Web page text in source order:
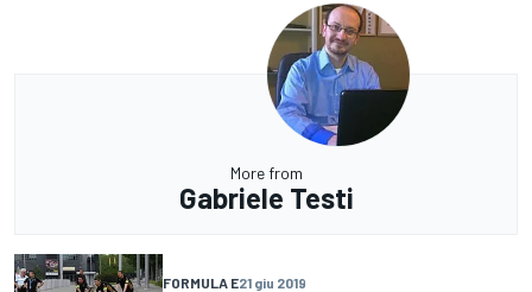
More from
Gabriele Testi
FORMULA E21 giu 2019